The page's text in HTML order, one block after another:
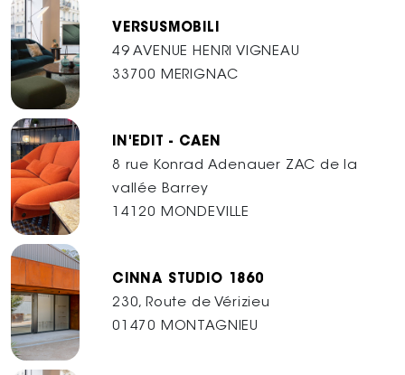
VERSUSMOBILI
49 AVENUE HENRI VIGNEAU
33700 MERIGNAC
IN'EDIT - CAEN
8 rue Konrad Adenauer ZAC de la
vallée Barrey
14120 MONDEVILLE
CINNA STUDIO 1860
230, Route de Vérizieu
01470 MONTAGNIEU